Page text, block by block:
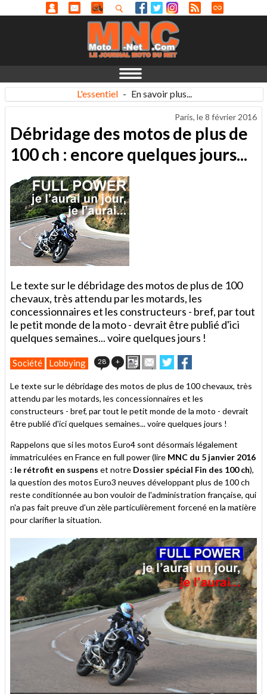
L'essentiel - En savoir plus...
Paris, le8 février 2016
Débridage des motos de plus de
100 ch : encore quelques jours...
Le texte sur le débridage des motos de plus de 100
chevaux, très attendu par les motards, les
concessionnaires et les constructeurs - bref, par tout
le petit monde de la moto - devrait être publié d'ici
quelques semaines... voire quelques jours !
Société Lobbying 28 + ImprimerEnvoyer
cet
à
un
ami
Partager
sur
sur
Le texte sur le débridage des motos de plus de 100 chevaux, très
attendu par les motards, les concessionnaires et les
constructeurs - bref, par tout le petit monde de la moto - devrait
être publié d'ici quelques semaines... voire quelques jours !
Rappelons que si les motos Euro4 sont désormais légalement
immatriculées en France en full power (lire MNC du 5 janvier 2016
: le rétrofit en suspens et notre Dossier spécial Fin des 100 ch),
la question des motos Euro3 neuves développant plus de 100 ch
reste conditionnée au bon vouloir de l'administration française, qui
n'a pas fait preuve d'un zèle particulièrement forcené en la matière
pour clarifier la situation.